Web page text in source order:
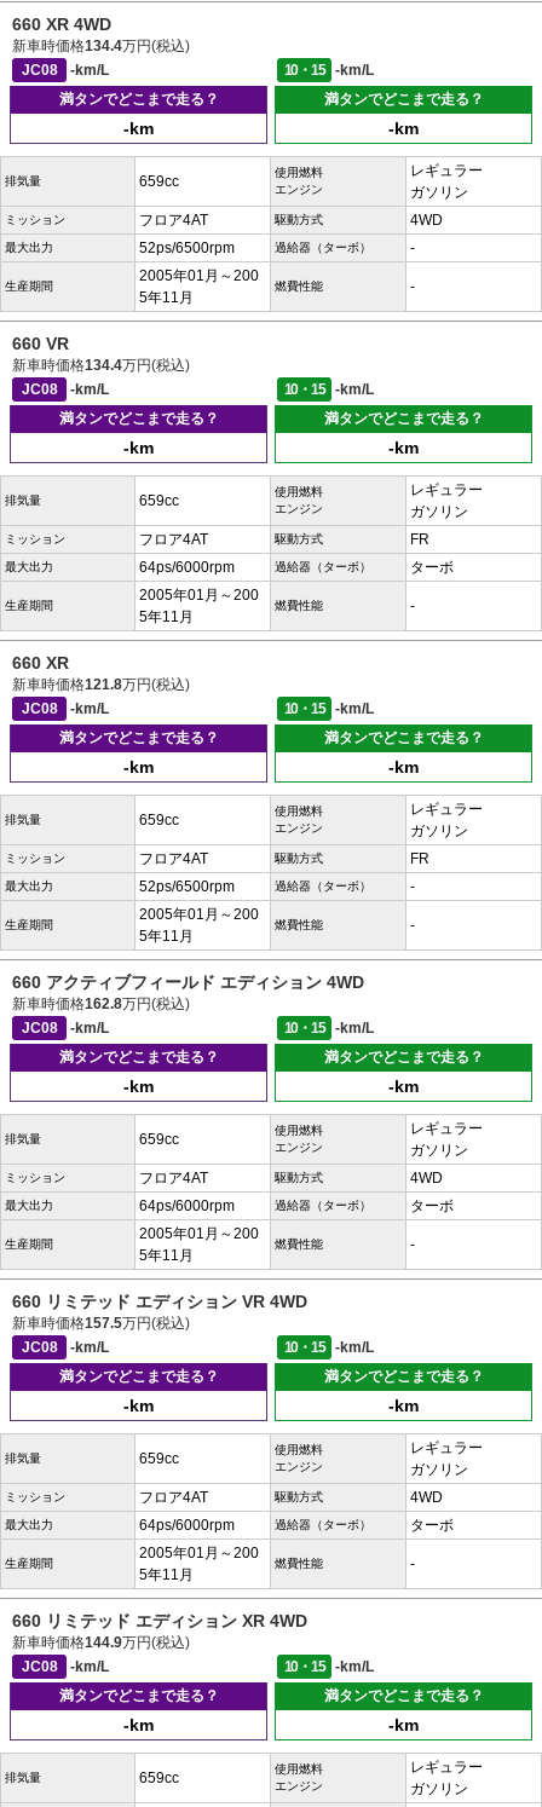
660 XR 4WD
新車時価格134.4万円(税込)
JC08
-km/L 10・15
-km/L
満タンでどこまで走る？
-km
満タンでどこまで走る？
-km
排気量 659cc
使用燃料
エンジン
レギュラー
ガソリン
ミッション フロア4AT 駆動方式 4WD
最大出力 52ps/6500rpm 過給器（ターボ） -
生産期間
2005年01月～200
5年11月
燃費性能 -
660 VR
新車時価格134.4万円(税込)
JC08
-km/L 10・15
-km/L
満タンでどこまで走る？
-km
満タンでどこまで走る？
-km
排気量 659cc
使用燃料
エンジン
レギュラー
ガソリン
ミッション フロア4AT 駆動方式 FR
最大出力 64ps/6000rpm 過給器（ターボ） ターボ
生産期間
2005年01月～200
5年11月
燃費性能 -
660 XR
新車時価格121.8万円(税込)
JC08
-km/L 10・15
-km/L
満タンでどこまで走る？
-km
満タンでどこまで走る？
-km
排気量 659cc
使用燃料
エンジン
レギュラー
ガソリン
ミッション フロア4AT 駆動方式 FR
最大出力 52ps/6500rpm 過給器（ターボ） -
生産期間
2005年01月～200
5年11月
燃費性能 -
660 アクティブフィールド エディション 4WD
新車時価格162.8万円(税込)
JC08
-km/L 10・15
-km/L
満タンでどこまで走る？
-km
満タンでどこまで走る？
-km
排気量 659cc
使用燃料
エンジン
レギュラー
ガソリン
ミッション フロア4AT 駆動方式 4WD
最大出力 64ps/6000rpm 過給器（ターボ） ターボ
生産期間
2005年01月～200
5年11月
燃費性能 -
660 リミテッド エディション VR 4WD
新車時価格157.5万円(税込)
JC08
-km/L 10・15
-km/L
満タンでどこまで走る？
-km
満タンでどこまで走る？
-km
排気量 659cc
使用燃料
エンジン
レギュラー
ガソリン
ミッション フロア4AT 駆動方式 4WD
最大出力 64ps/6000rpm 過給器（ターボ） ターボ
生産期間
2005年01月～200
5年11月
燃費性能 -
660 リミテッド エディション XR 4WD
新車時価格144.9万円(税込)
JC08
-km/L 10・15
-km/L
満タンでどこまで走る？
-km
満タンでどこまで走る？
-km
排気量 659cc
使用燃料
エンジン
レギュラー
ガソリン